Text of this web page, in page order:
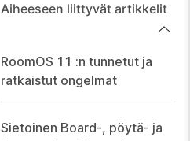
Aiheeseen liittyvät artikkelit
RoomOS 11 :n tunnetut ja
ratkaistut ongelmat
Sietoinen Board-, pöytä- ja